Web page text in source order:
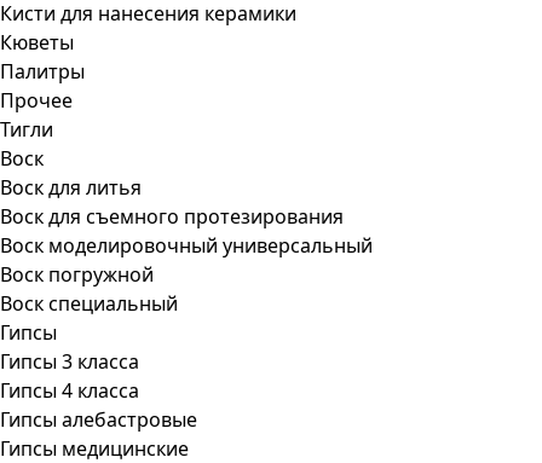
Кисти для нанесения керамики
Кюветы
Палитры
Прочее
Тигли
Воск
Воск для литья
Воск для съемного протезирования
Воск моделировочный универсальный
Воск погружной
Воск специальный
Гипсы
Гипсы 3 класса
Гипсы 4 класса
Гипсы алебастровые
Гипсы медицинские